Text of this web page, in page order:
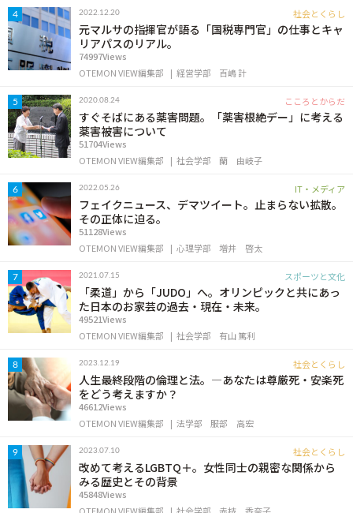
4 2022.12.20 社会とくらし
元マルサの指揮官が語る「国税専門官」の仕事とキャ
リアパスのリアル。
74997Views
OTEMON VIEW編集部
経営学部 百嶋 計
5 2020.08.24 こころとからだ
すぐそばにある薬害問題。「薬害根絶デー」に考える
薬害被害について
51704Views
OTEMON VIEW編集部
社会学部 蘭 由岐子
6 2022.05.26 IT・メディア
フェイクニュース、デマツイート。止まらない拡散。
その正体に迫る。
51128Views
OTEMON VIEW編集部
心理学部 増井 啓太
7 2021.07.15 スポーツと文化
「柔道」から「JUDO」へ。オリンピックと共にあっ
た日本のお家芸の過去・現在・未来。
49521Views
OTEMON VIEW編集部
社会学部 有山 篤利
8 2023.12.19 社会とくらし
人生最終段階の倫理と法。―あなたは尊厳死・安楽死
をどう考えますか？
46612Views
OTEMON VIEW編集部
法学部 服部 高宏
9 2023.07.10 社会とくらし
改めて考えるLGBTQ＋。女性同士の親密な関係から
みる歴史とその背景
45848Views
OTEMON VIEW編集部
社会学部 赤枝 香奈子